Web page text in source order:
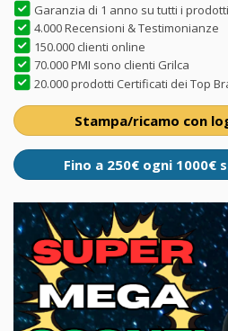
Garanzia di 1 anno su tutti i prodotti
4.000 Recensioni & Testimonianze
150.000 clienti online
70.000 PMI sono clienti Grilca
20.000 prodotti Certificati dei Top
Stampa/ricamo con
Fino a 250€ ogni 1000€